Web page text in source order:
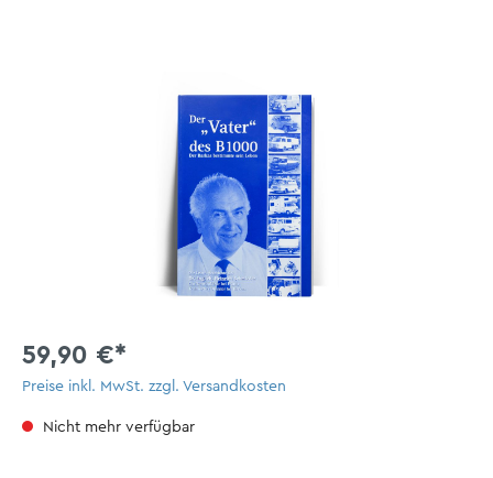
59,90 €*
Preise inkl. MwSt. zzgl. Versandkosten
Nicht mehr verfügbar